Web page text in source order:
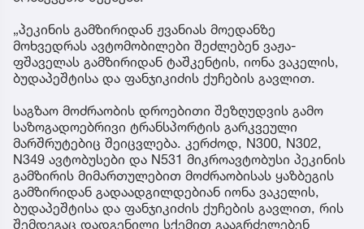
„პეკინის გამზირიდან ჟვანიას მოედანზე
მოხვედრას ავტომობილები შეძლებენ ვაჟა-
ფშაველას გამზირიდან ტაშკენტის, იონა ვაკელის,
ბუდაპეშტისა და ფანჯიკიძის ქუჩების გავლით.
საგზაო მოძრაობის დროებითი შეზღუდვის გამო
საზოგადოებრივი ტრანსპორტის გარკვეული
მარშრუტებიც შეიცვლება. კერძოდ, N300, N302,
N349 ავტობუსები და N531 მიკროავტობუსი პეკინის
გამზირის მიმართულებით მოძრაობისას ყაზბეგის
გამზირიდან გადაადგილდებიან იონა ვაკელის,
ბუდაპეშტისა და ფანჯიკიძის ქუჩების გავლით, რის
შემდეგაც დადგენილი სქემით გააგრძელებენ